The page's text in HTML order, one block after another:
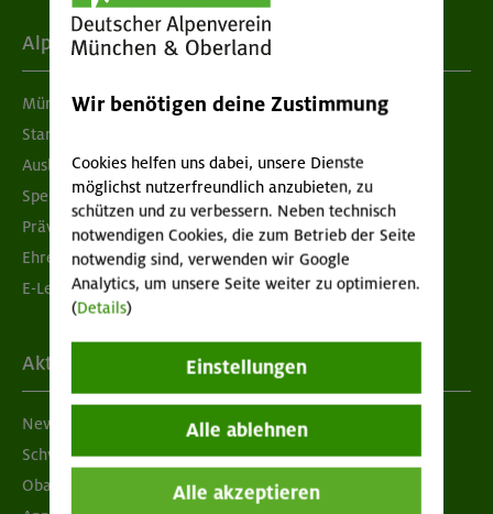
Alpenverein
München & Oberland
Standorte
Ausbildung & Jobs
Spenden
Prävention sexualisierter Gewalt
Ehrenamtsbörse
E-Learning
Aktuelles
Newsletter
Schwarzes Brett
Obacht geben!
Wir benötigen deine Zustimmung
Cookies helfen uns dabei, unsere Dienste
möglichst nutzerfreundlich anzubieten, zu
schützen und zu verbessern. Neben technisch
notwendigen Cookies, die zum Betrieb der Seite
notwendig sind, verwenden wir Google
Analytics, um unsere Seite weiter zu optimieren.
(Details)
Einstellungen
Alle ablehnen
Alle akzeptieren